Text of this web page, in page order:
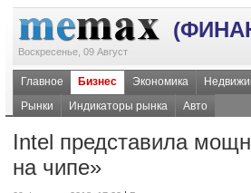
Воскресенье, 09 Август
Главное Бизнес Экономика
Рынки
Индикаторы рынка Авто
Intel представила
на чипе»